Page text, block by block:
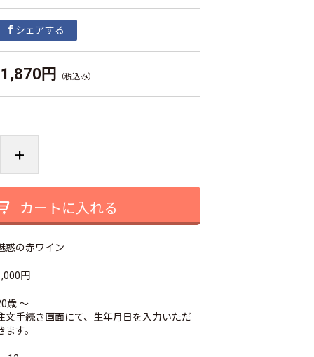
シェアする
1,870円 （税込み）
+
カートに入れる
惑の赤ワイン
円
歳 ～
文手続き画面にて、生年月日を入力いただ
ます。